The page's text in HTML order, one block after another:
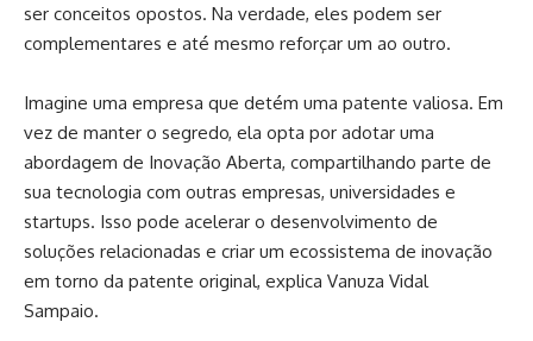
ser conceitos opostos. Na verdade, eles podem ser
complementares e até mesmo reforçar um ao outro.
Imagine uma empresa que detém uma patente valiosa. Em
vez de manter o segredo, ela opta por adotar uma
abordagem de Inovação Aberta, compartilhando parte de
sua tecnologia com outras empresas, universidades e
startups. Isso pode acelerar o desenvolvimento de
soluções relacionadas e criar um ecossistema de inovação
em torno da patente original, explica Vanuza Vidal
Sampaio.